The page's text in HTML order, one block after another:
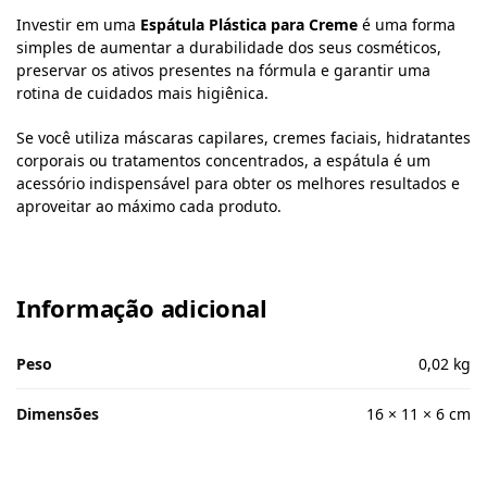
Investir em uma Espátula Plástica para Creme é uma forma
simples de aumentar a durabilidade dos seus cosméticos,
preservar os ativos presentes na fórmula e garantir uma
rotina de cuidados mais higiênica.
Se você utiliza máscaras capilares, cremes faciais, hidratantes
corporais ou tratamentos concentrados, a espátula é um
acessório indispensável para obter os melhores resultados e
aproveitar ao máximo cada produto.
Informação adicional
Peso 0,02 kg
Dimensões 16 × 11 × 6 cm